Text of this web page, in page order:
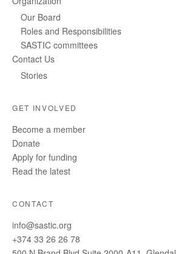
Our Board
Roles and Responsibilities
SASTIC committees
Contact Us
Stories
GET INVOLVED
Become a member
Donate
Apply for funding
Read the latest
CONTACT
info@sastic.org
+374 33 26 26 78